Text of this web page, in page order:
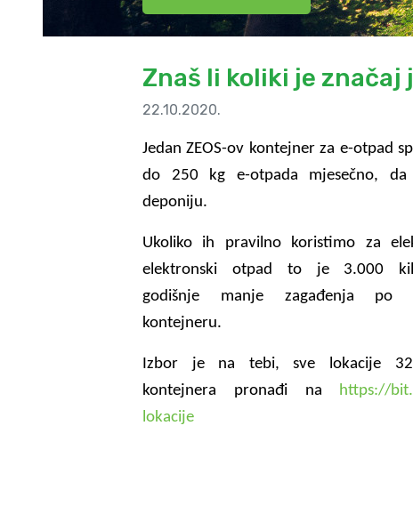
Znaš li koliki je
22.10.2020.
Jedan ZEOS-ov kontejner za e-otpad
do 250 kg e-otpada mjesečno,
deponiju.
Ukoliko ih pravilno koristimo za
elektronski otpad to je 3.000
godišnje manje zagađenja po
kontejneru.
Izbor je na tebi, sve lokacije
kontejnera pronađi na https://
lokacije